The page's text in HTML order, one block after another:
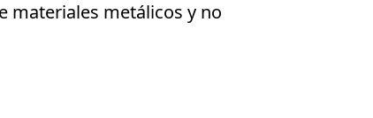
materiales metálicos y no